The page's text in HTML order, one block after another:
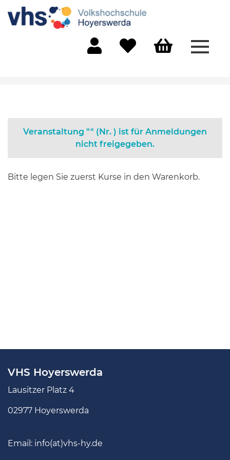
Veranstaltung "" (Nr. ) ist für Anmeldungen
nicht freigegeben.
Bitte legen Sie zuerst Kurse in den Warenkorb.
VHS Hoyerswerda
Lausitzer Platz 4
02977 Hoyerswerda
Email: info(at)vhs-hy.de